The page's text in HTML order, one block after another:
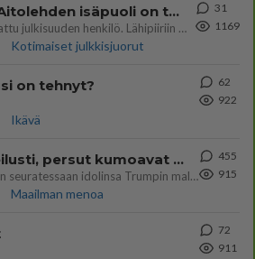
Tiesitkö? Martina Aitolehden isäpuoli on tämä suosittu laulaja
Martina Aitolehti on seurattu julkisuuden henkilö. Lähipiiriin mahtuu muitakin tunnettuja henkilöitä. Tiesitkö, että Ma
Kotimaiset julkkisjuorut
31
1169
on tehnyt?
Ikävä
62
922
Jos SDP ei voita reilusti, persut kumoavat demokratian Suomesta
Näin tekisi ainakin Rydman seuratessaan idolinsa Trumpin mallia https://www.is.fi/politiikka/art-2000012187244.html
Maailman menoa
455
915
72
911